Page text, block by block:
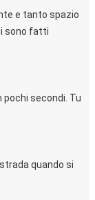
e tanto spazio
sono fatti
pochi secondi. Tu
quando si